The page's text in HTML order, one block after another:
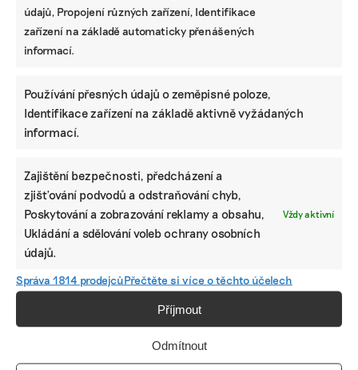
údajů, Propojení různých zařízení, Identifikace
zařízení na základě automaticky přenášených
informací.
Používání přesných údajů o zeměpisné poloze,
Identifikace zařízení na základě aktivně vyžádaných
informací.
Zajištění bezpečnosti, předcházení a
zjišťování podvodů a odstraňování chyb,
Poskytování a zobrazování reklamy a obsahu,
Ukládání a sdělování voleb ochrany osobních
údajů.
Vždy aktivní
Správa 1814 prodejcůPřečtěte si více o těchto účelech
Příjmout
Odmítnout
Czech Business Weekly. Nejradši píše o věčných chemikáliích
v oblečení, ekologickém zemědělství, odpadech, rychlé módě
a bioplastech.
Pomozte udržet důležité
informace dostupné všem.